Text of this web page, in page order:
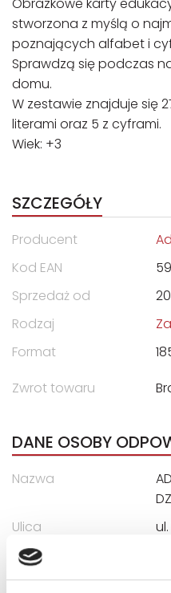
stworzona z myślą o
poznających alfabet i
Sprawdzą się podczas
domu.
W zestawie znajduje się
literami oraz 5 z cyframi.
Wiek: +3
SZCZEGÓŁY
Producent
Kod EAN
Sprzedaż od
Rodzaj
Format
Zwrot towaru
DANE OSOBY
Nazwa
Ulica
Kod pocztowy
Miasto